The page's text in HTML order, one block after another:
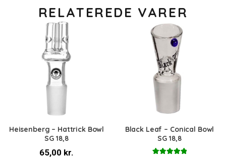
RELATEREDE VARER
Heisenberg – Hattrick Bowl
SG 18,8
65,00 kr.
Black Leaf – Conical Bowl
SG 18,8